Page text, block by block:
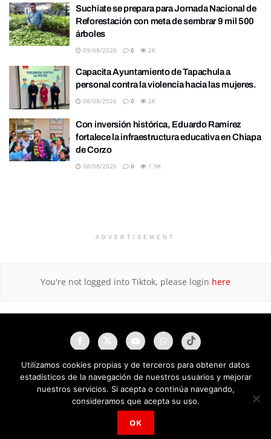
Suchiate se prepara para Jornada Nacional de
Reforestación con meta de sembrar 9 mil 500
árboles
09/08/2026 0 2K
Capacita Ayuntamiento de Tapachula a
personal contra la violencia hacia las mujeres.
08/08/2026 0 2K
Con inversión histórica, Eduardo Ramírez
fortalece la infraestructura educativa en Chiapa
de Corzo
08/08/2026 0 1.9K
ADVERTISEMENT
You're not logged into Tiktok, please login here
NAU Noticias A Tiempo Universales © 2025
Utilizamos cookies propias y de terceros para obtener datos
estadísticos de la navegación de nuestros usuarios y mejorar
nuestros servicios. Si acepta o continúa navegando,
consideramos que acepta su uso.
OK